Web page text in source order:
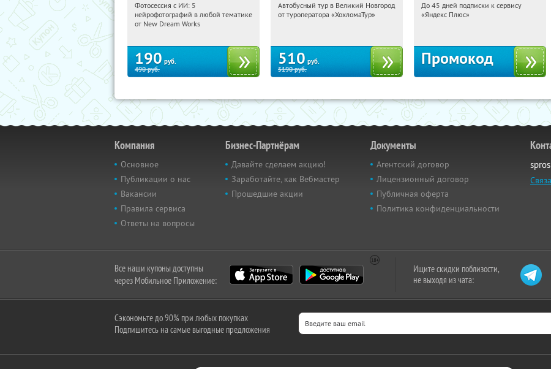
12:02:16
Россия
Фотосессия с ИИ: 5
нейрофотографий в любой тематике
от New Dream Works
190 руб.
490руб.
12:02:16 Купили:2
Автобусный тур в Великий Новгород
от туроператора «ХохломаТур»
510 руб.
5190руб.
12:02:16 Получили:
До 45 дней подписки к сервису
«Яндекс Плюс»
Промокод
Компания
Основное
Публикации о нас
Вакансии
Правила сервиса
Ответы на вопросы
Бизнес-Партнёрам
Давайте сделаем акцию!
Заработайте, как Вебмастер
Прошедшие акции
Документы
Агентский договор
Лицензионный договор
Публичная оферта
Политика конфиденциальности
Все наши купоны доступны
через Мобильное Приложение:
Ищите скидки поблизости,
не выходя из чата:
Сэкономьте до 90% при любых покупках
Подпишитесь на самые выгодные предложения